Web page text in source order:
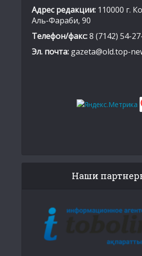
Адрес редакции: 110000 г.
Аль-Фараби, 90
Телефон/факс:8 (7142) 54-
Эл. почта: gazeta@old.top-
Наши